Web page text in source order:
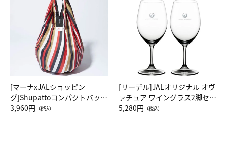
[マーナxJALショッピン
グ]Shupattoコンパクトバッグ
Drop JAL客室乗務員（LC）ス
3,960円 （税込）
[リーデル]JALオリジナル オヴ
ァチュア ワイングラス2脚セッ
ト（レッドワイン）
5,280円 （税込）